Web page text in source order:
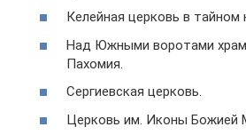
Келейная церковь в тайном
Над Южными воротами храм
Пахомия.
Сергиевская церковь.
Церковь им. Иконы Божией